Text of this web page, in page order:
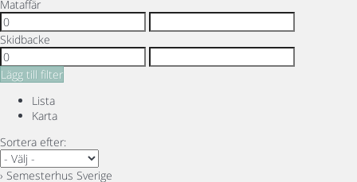
Mataffär
Skidbacke
Lägg till filter
Lista
Karta
Sortera efter:
› Semesterhus Sverige